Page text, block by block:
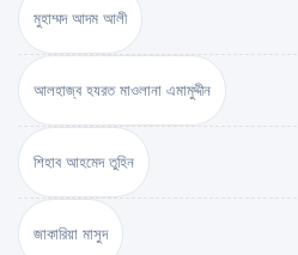
মুহাম্মদ আদম আলী
আলহাজ্ব হযরত মাওলানা এমামুদ্দীন
শিহাব আহমেদ তুহিন
জাকারিয়া মাসুদ